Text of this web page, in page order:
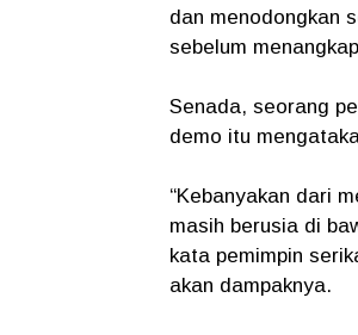
dan menodongkan
sebelum
Senada, seorang
demo itu
“Kebanyakan dari
masih berusia di
kata pemimpin
akan dampaknya.